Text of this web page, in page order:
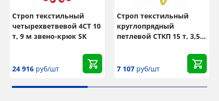
Строп текстильный
четырехветвевой 4СТ 10
т, 9 м звено-крюк SK
24 916 руб/шт
Строп текстильный
круглопрядный
петлевой СТКП 15 т, 3,5
7 107 руб/шт